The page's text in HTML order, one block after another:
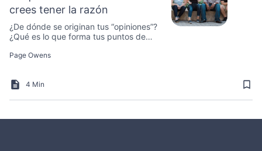
crees tener la razón
¿De dónde se originan tus “opiniones”?
¿Qué es lo que forma tus puntos de
Page Owens
4 Min